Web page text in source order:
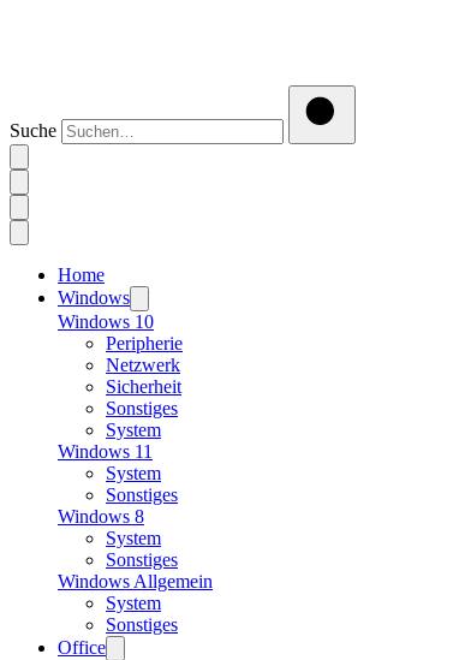
Suche
Home
Windows
Windows 10
Peripherie
Netzwerk
Sicherheit
Sonstiges
System
Windows 11
System
Sonstiges
Windows 8
System
Sonstiges
Windows Allgemein
System
Sonstiges
Office